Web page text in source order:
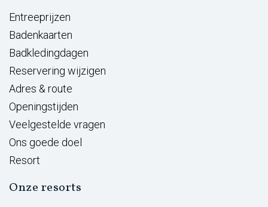
Entreeprijzen
Badenkaarten
Badkledingdagen
Reservering wijzigen
Adres & route
Openingstijden
Veelgestelde vragen
Ons goede doel
Resort
Onze resorts